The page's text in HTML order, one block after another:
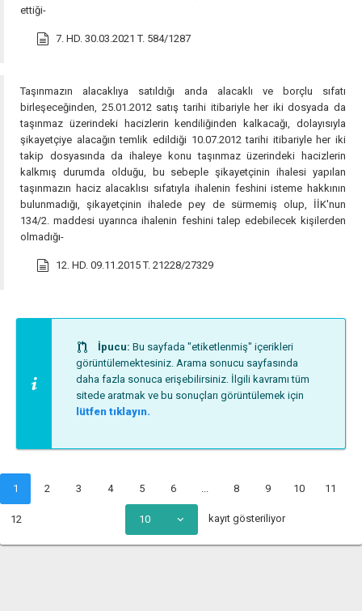
ettiği-
7. HD. 30.03.2021 T. 584/1287
Taşınmazın alacaklıya satıldığı anda alacaklı ve borçlu sıfatı
birleşeceğinden, 25.01.2012 satış tarihi itibariyle her iki dosyada da
taşınmaz üzerindeki hacizlerin kendiliğinden kalkacağı, dolayısıyla
şikayetçiye alacağın temlik edildiği 10.07.2012 tarihi itibariyle her iki
takip dosyasında da ihaleye konu taşınmaz üzerindeki hacizlerin
kalkmış durumda olduğu, bu sebeple şikayetçinin ihalesi yapılan
taşınmazın haciz alacaklısı sıfatıyla ihalenin feshini isteme hakkının
bulunmadığı, şikayetçinin ihalede pey de sürmemiş olup, İİK'nun
134/2. maddesi uyarınca ihalenin feshini talep edebilecek kişilerden
olmadığı-
12. HD. 09.11.2015 T. 21228/27329
İpucu: Bu sayfada "etiketlenmiş" içerikleri
görüntülemektesiniz. Arama sonucu sayfasında
daha fazla sonuca erişebilirsiniz. İlgili kavramı tüm
sitede aratmak ve bu sonuçları görüntülemek için
lütfen tıklayın.
1 2 3 4 5 6 ... 8 9 10 11
12 10 kayıt gösteriliyor